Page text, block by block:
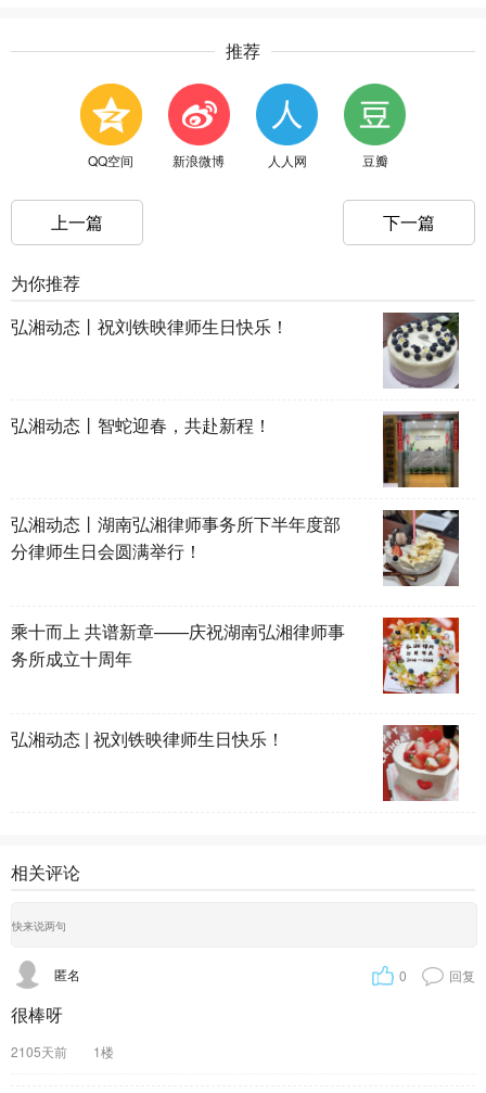
推荐
QQ空间 新浪微博 人人网 豆瓣
上一篇 下一篇
为你推荐
弘湘动态丨祝刘铁映律师生日快乐！
弘湘动态丨智蛇迎春，共赴新程！
弘湘动态丨湖南弘湘律师事务所下半年度部
分律师生日会圆满举行！
乘十而上 共谱新章——庆祝湖南弘湘律师事
务所成立十周年
弘湘动态 | 祝刘铁映律师生日快乐！
相关评论
匿名 0 回复
很棒呀
2105天前 1楼